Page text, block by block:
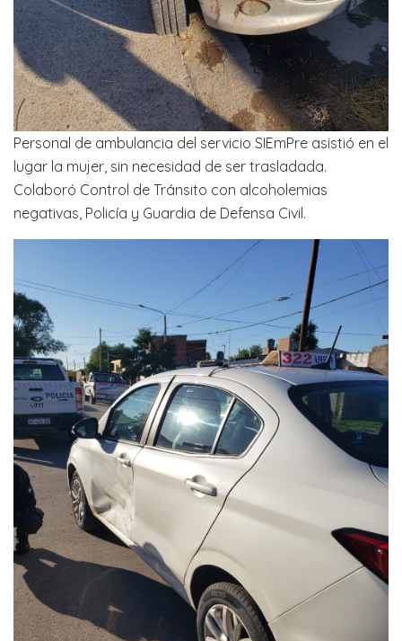
Personal de ambulancia del servicio SIEmPre asistió en el
lugar la mujer, sin necesidad de ser trasladada.
Colaboró Control de Tránsito con alcoholemias
negativas, Policía y Guardia de Defensa Civil.